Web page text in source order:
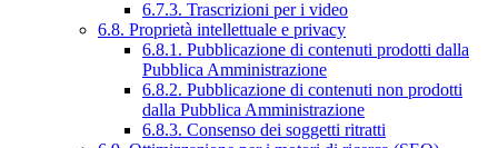
6.7.3. Trascrizioni per i video
6.8. Proprietà intellettuale e privacy
6.8.1. Pubblicazione di contenuti prodotti dalla
Pubblica Amministrazione
6.8.2. Pubblicazione di contenuti non prodotti
dalla Pubblica Amministrazione
6.8.3. Consenso dei soggetti ritratti